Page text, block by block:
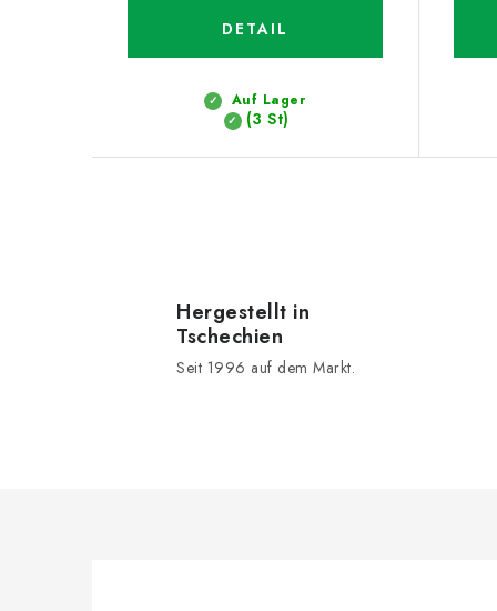
Auf Lager
(3 St)
DETAIL
Hergestellt in
Tschechien
Seit 1996 auf dem Markt.